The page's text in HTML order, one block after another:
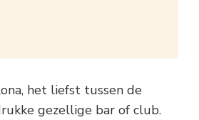
het liefst tussen de
gezellige bar of club.